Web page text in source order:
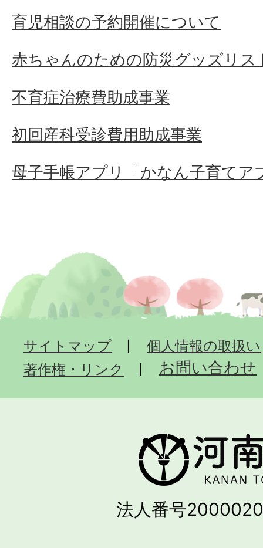
育児相談の予約開催について
赤ちゃんのための防災グッズリス
不育症治療費助成事業
初回産科受診費用助成事業
母子手帳アプリ「かなん子育てア
サイトマップ
個人情報の取扱い
著作権・リンク
お問い合わせ
法人番号